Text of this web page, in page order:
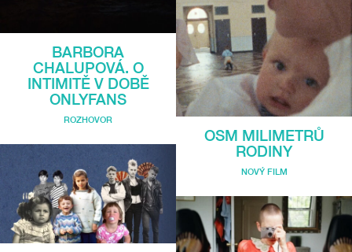
BARBORA
CHALUPOVÁ. O
INTIMITĚ V DOBĚ
ONLYFANS
ROZHOVOR
OSM MILIMETRŮ
RODINY
NOVÝ FILM